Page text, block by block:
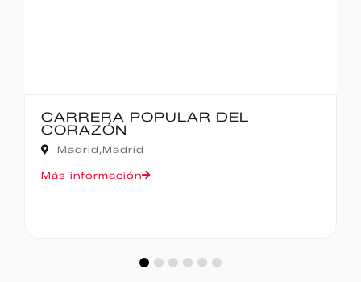
CARRERA POPULAR DEL
CORAZÓN
Madrid,Madrid
Más información